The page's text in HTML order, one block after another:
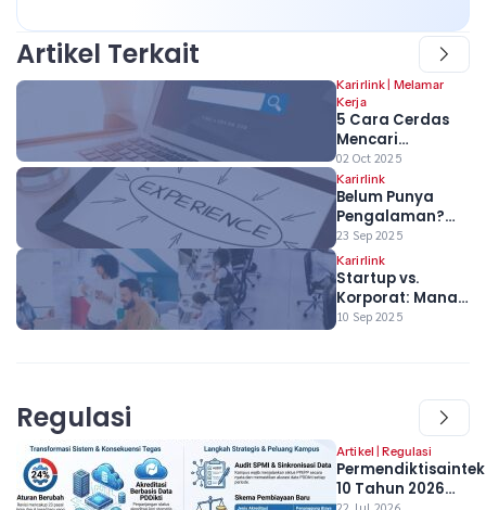
Artikel Terkait
Karirlink | Melamar
Kerja
5 Cara Cerdas
Mencari
Lowongan Kerja
Tersembunyi
Bagi Fresh
Graduate
02 Oct 2025
Karirlink
Belum Punya
Pengalaman?
Bukan Masalah!
Ubah Proyek
Kuliah Jadi
Senjata Ampuh
di CV-mu
23 Sep 2025
Karirlink
Startup vs.
Korporat: Mana
yang Lebih Asik
10 Sep 2025
Regulasi
Artikel |Regulasi
Permendiktisaintek
10 Tahun 2026